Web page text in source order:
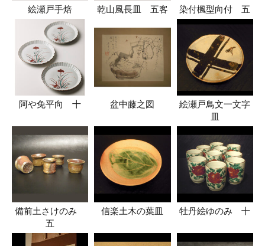
絵瀬戸手焙 乾山風長皿 五客 染付楓型向付 五
阿や免平向 十 盆中藤之図
絵瀬戸鳥文一文字
皿
備前土さけのみ
五
信楽土木の葉皿 牡丹絵ゆのみ 十